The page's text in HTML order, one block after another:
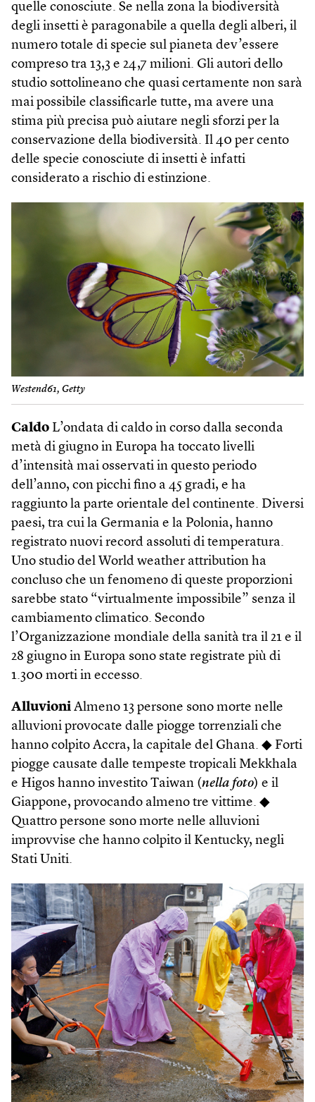
quelle conosciute. Se nella zona la biodiversità
degli insetti è paragonabile a quella degli alberi, il
numero totale di specie sul pianeta dev’essere
compreso tra 13,3 e 24,7 milioni. Gli autori dello
studio sottolineano che quasi certamente non sarà
mai possibile classificarle tutte, ma avere una
stima più precisa può aiutare negli sforzi per la
conservazione della biodiversità. Il 40 per cento
delle specie conosciute di insetti è infatti
considerato a rischio di estinzione.
Westend61, Getty
Caldo L’ondata di caldo in corso dalla seconda
metà di giugno in Europa ha toccato livelli
d’intensità mai osservati in questo periodo
dell’anno, con picchi fino a 45 gradi, e ha
raggiunto la parte orientale del continente. Diversi
paesi, tra cui la Germania e la Polonia, hanno
registrato nuovi record assoluti di temperatura.
Uno studio del World weather attribution ha
concluso che un fenomeno di queste proporzioni
sarebbe stato “virtualmente impossibile” senza il
cambiamento climatico. Secondo
l’Organizzazione mondiale della sanità tra il 21 e il
28 giugno in Europa sono state registrate più di
1.300 morti in eccesso.
Alluvioni Almeno 13 persone sono morte nelle
alluvioni provocate dalle piogge torrenziali che
hanno colpito Accra, la capitale del Ghana. ◆ Forti
piogge causate dalle tempeste tropicali Mekkhala
e Higos hanno investito Taiwan (nella foto) e il
Giappone, provocando almeno tre vittime. ◆
Quattro persone sono morte nelle alluvioni
improvvise che hanno colpito il Kentucky, negli
Stati Uniti.